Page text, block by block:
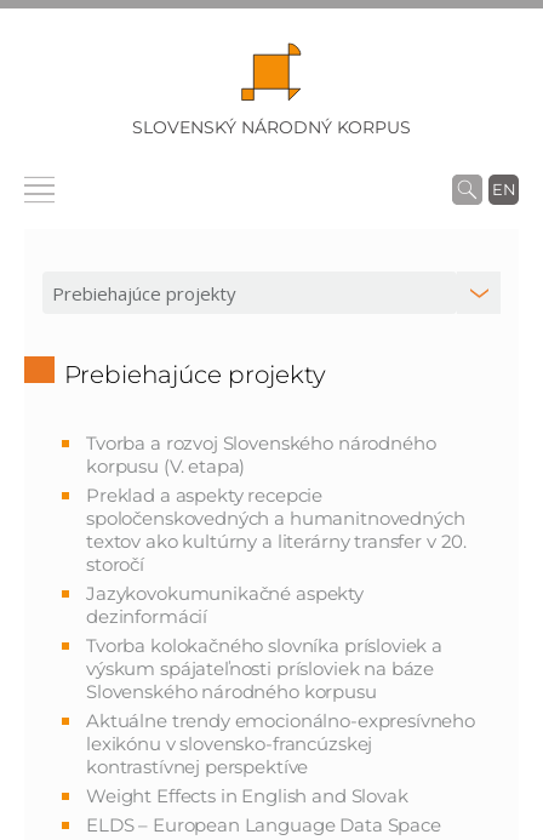
SLOVENSKÝ NÁRODNÝ KORPUS
EN
Prebiehajúce projekty
Tvorba a rozvoj Slovenského národného
korpusu (V. etapa)
Preklad a aspekty recepcie
spoločenskovedných a humanitnovedných
textov ako kultúrny a literárny transfer v 20.
storočí
Jazykovokumunikačné aspekty
dezinformácií
Tvorba kolokačného slovníka prísloviek a
výskum spájateľnosti prísloviek na báze
Slovenského národného korpusu
Aktuálne trendy emocionálno-expresívneho
lexikónu v slovensko-francúzskej
kontrastívnej perspektíve
Weight Effects in English and Slovak
ELDS – European Language Data Space